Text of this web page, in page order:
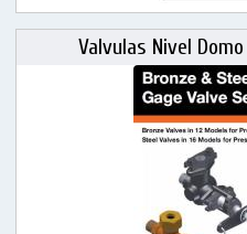
Valvulas Nivel